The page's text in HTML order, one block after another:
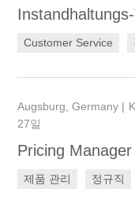
Customer Service
Augsburg, Germany
27일
Pricing
제품 관리 정규직